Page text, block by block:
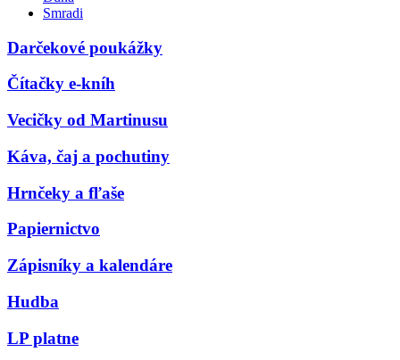
Smradi
Darčekové poukážky
Čítačky e-kníh
Vecičky od Martinusu
Káva, čaj a pochutiny
Hrnčeky a fľaše
Papiernictvo
Zápisníky a kalendáre
Hudba
LP platne